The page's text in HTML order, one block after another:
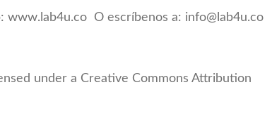
www.lab4u.co O escríbenos a: info@lab4u.co
under a Creative Commons Attribution